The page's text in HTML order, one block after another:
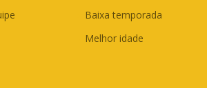
Baixa temporada
Melhor idade